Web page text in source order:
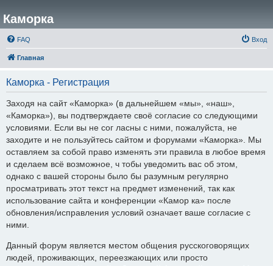
Каморка
FAQ Вход
Главная
Каморка - Регистрация
Заходя на сайт «Каморка» (в дальнейшем «мы», «наш»,
«Каморка»), вы подтверждаете своё согласие со следующими
условиями. Если вы не сог ласны с ними, пожалуйста, не
заходите и не пользуйтесь сайтом и форумами «Каморка». Мы
оставляем за собой право изменять эти правила в любое время
и сделаем всё возможное, ч тобы уведомить вас об этом,
однако с вашей стороны было бы разумным регулярно
просматривать этот текст на предмет изменений, так как
использование сайта и конференции «Камор ка» после
обновления/исправления условий означает ваше согласие с
ними.
Данный форум является местом общения русскоговорящих
людей, проживающих, переезжающих или просто